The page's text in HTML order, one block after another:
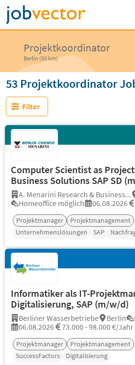
Projektkoordinator
Berlin (50 km)
53 Projektkoordinator
Filter
Computer Scientist as
Business Solutions SAP SD
A. Menarini Research & Business...
Homeoffice möglich
06.08.2026
Projektmanager Projektmanagement
Unternehmenslösungen
SAP
Informatiker als IT-
Digitalisierung, SAP (m/w/d)
Berliner Wasserbetriebe Berlin
06.08.2026
73.000 - 98.000 €/Jahr
Projektmanager Projektmanagement
SuccessFactors
Digitalisierung